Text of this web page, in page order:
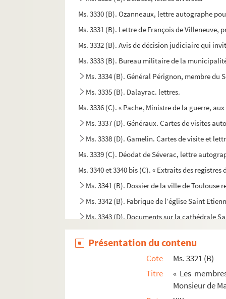
Ms. 3330 (B). Ozanneaux, lettre autographe
Ms. 3331 (B). Lettre de François de
Ms. 3332 (B). Avis de décision judiciaire qui
Ms. 3333 (B). Bureau militaire de la
Ms. 3334 (B). Général Pérignon, membre du
Ms. 3335 (B). Dalayrac. lettres.
Ms. 3336 (C). « Pache, Ministre de la guerre,
Ms. 3337 (D). Généraux. Cartes de visites
Ms. 3338 (D). Gamelin. Cartes de visite et
Ms. 3339 (C). Déodat de Séverac, lettre
Ms. 3340 et 3340 bis (C). « Extraits des
Ms. 3341 (B). Dossier de la ville de
Ms. 3342 (B). Fabrique de l’église Saint
Ms. 3343 (D). Documents sur la cathédrale
Ms. 3344 (B). Paul Reynaud. collection de
Ms. 3345 (C). Lettres relatives à la
Ms. 3346 (B). Jean d’Estampe, trésorier du
Ms. 3347 (B). Lyautey, lettres autographes.
Présentation du contenu
Cote
Ms. 3321 (B)
Titre
« Les
Monsieur de